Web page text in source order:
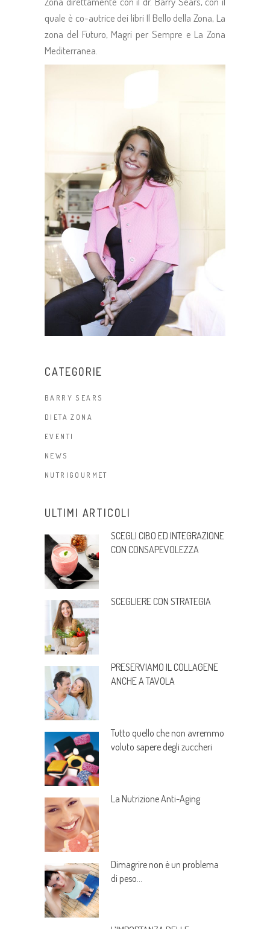
quale è co-autrice dei libri Il Bello della Zona, La
zona del Futuro, Magri per Sempre e La Zona
Mediterranea.
CATEGORIE
BARRY SEARS
DIETA ZONA
EVENTI
NEWS
NUTRIGOURMET
ULTIMI ARTICOLI
SCEGLI CIBO ED INTEGRAZIONE
CON CONSAPEVOLEZZA
SCEGLIERE CON STRATEGIA
PRESERVIAMO IL COLLAGENE
ANCHE A TAVOLA
Tutto quello che non avremmo
voluto sapere degli zuccheri
La Nutrizione Anti-Aging
Dimagrire non è un problema
di peso…